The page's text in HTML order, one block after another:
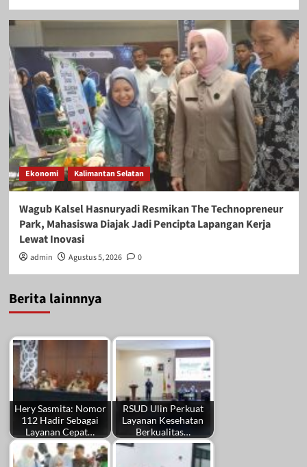
Ekonomi Kalimantan Selatan
Wagub Kalsel Hasnuryadi Resmikan The Technopreneur
Park, Mahasiswa Diajak Jadi Pencipta Lapangan Kerja
Lewat Inovasi
admin Agustus 5, 2026 0
Berita lainnnya
Hery Sasmita: Nomor
112 Hadir Sebagai
Layanan Cepat…
RSUD Ulin Perkuat
Layanan Kesehatan
Berkualitas…